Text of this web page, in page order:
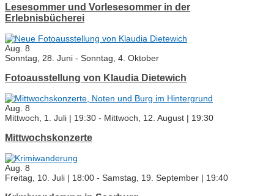
Lesesommer und Vorlesesommer in der
Erlebnisbücherei
Aug. 8
Sonntag, 28. Juni - Sonntag, 4. Oktober
Fotoausstellung von Klaudia Dietewich
Aug. 8
Mittwoch, 1. Juli | 19:30 - Mittwoch, 12. August | 19:30
Mittwochskonzerte
Aug. 8
Freitag, 10. Juli | 18:00 - Samstag, 19. September | 19:40